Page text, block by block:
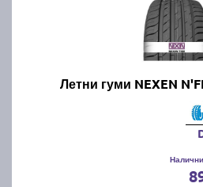
Летни гуми NEXEN